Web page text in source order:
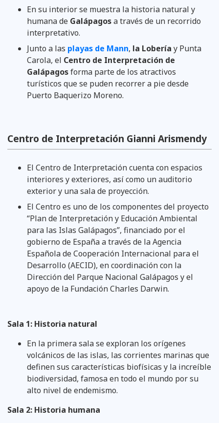
En su interior se muestra la historia natural y
humana de Galápagosa través de un recorrido
interpretativo.
Junto a las playas de Mann, la Lobería y Punta
Carola, el Centro de Interpretación de
Galápagosforma parte de los atractivos
turísticos que se puden recorrer a pie desde
Puerto Baquerizo Moreno.
Centro de Interpretación Gianni Arismendy
El Centro de Interpretación cuenta con espacios
interiores y exteriores, así como un auditorio
exterior y una sala de proyección.
El Centro es uno de los componentes del proyecto
“Plan de Interpretación y Educación Ambiental
para las Islas Galápagos”, financiado por el
gobierno de España a través de la Agencia
Española de Cooperación Internacional para el
Desarrollo (AECID), en coordinación con la
Dirección del Parque Nacional Galápagos y el
apoyo de la Fundación Charles Darwin.
Sala 1: Historia natural
En la primera sala se exploran los orígenes
volcánicos de las islas, las corrientes marinas que
definen sus características biofísicas y la increíble
biodiversidad, famosa en todo el mundo por su
alto nivel de endemismo.
Sala 2: Historia humana